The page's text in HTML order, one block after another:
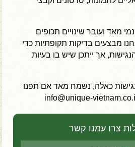
מאד ועובר שינויים תכופים
מבצעים בדיקות תקופתיות כדי
אך ייתכן שיש בו בעיות
כאלה, נשמח מאד אם תפנו
צרו עמנו קשר